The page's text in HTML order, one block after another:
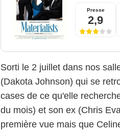
Presse
2,9
Sorti le 2 juillet dans nos
(Dakota Johnson) qui se
cases de ce qu'elle
du mois) et son ex (Chris
première vue mais que